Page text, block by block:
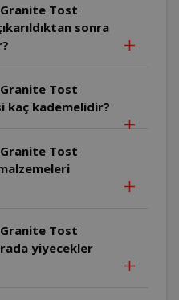
Tost
sonra
Tost
kaç kademelidir?
Tost
Tost
yiyecekler